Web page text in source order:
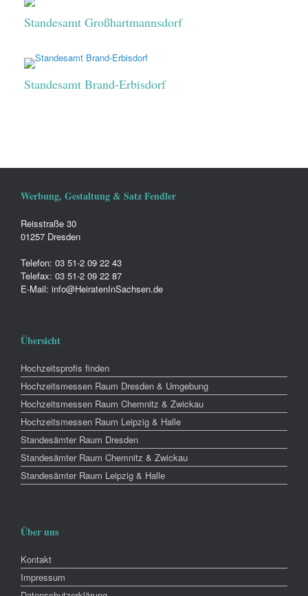
Standesamt Großhartmannsdorf
Standesamt Brand-Erbisdorf
Werbung, Gestaltung & Satz Fendler
Reisstraße 30
01257 Dresden
Telefon: 03 51-2 09 22 43
Telefax: 03 51-2 09 22 87
E-Mail: info@HeiratenInSachsen.de
Übersicht
Hochzeitsprofis finden
Hochzeitsmessen Raum Dresden & Umgebung
Hochzeitsmessen Raum Chemnitz & Zwickau
Hochzeitsmessen Raum Leipzig & Halle
Standesämter Raum Dresden
Standesämter Raum Chemnitz & Zwickau
Standesämter Raum Leipzig & Halle
Über uns
Kontakt
Impressum